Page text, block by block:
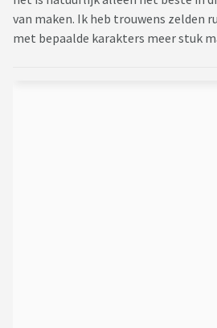
van maken. Ik heb trouwens zelden
met bepaalde karakters meer stuk